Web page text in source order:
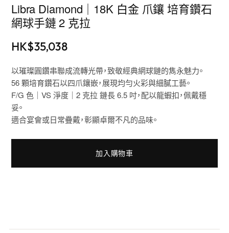
Libra Diamond｜18K 白金 爪鑲 培育鑽石
網球手鏈 2 克拉
HK$35,038
以璀璨圓鑽串聯成流轉光帶，致敬經典網球鏈的雋永魅力。
56 顆培育鑽石以四爪鑲嵌，展現均勻火彩與細膩工藝。
F/G 色｜VS 淨度｜2 克拉 鏈長 6.5 吋，配以龍蝦扣，佩戴穩
妥。
適合宴會或日常疊戴，彰顯卓爾不凡的品味。
加入購物車